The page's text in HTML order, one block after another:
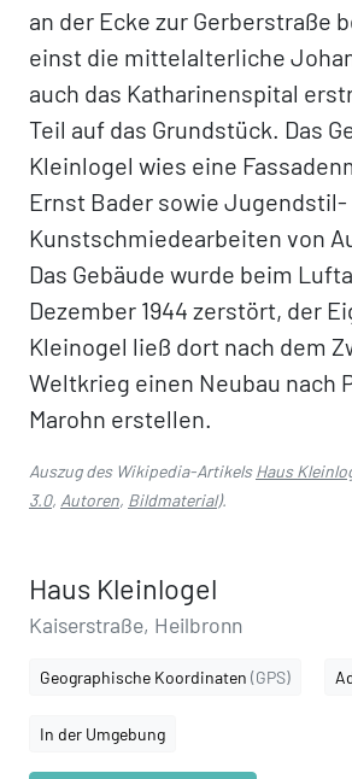
an der Ecke zur Gerberstraße
einst die mittelalterliche
auch das Katharinenspital
Teil auf das Grundstück. Das
Kleinlogel wies eine
Ernst Bader sowie Jugendstil-
Kunstschmiedearbeiten von
Das Gebäude wurde beim
Dezember 1944 zerstört, der
Kleinogel ließ dort nach dem
Weltkrieg einen Neubau nach
Marohn erstellen.
Auszug des Wikipedia-ArtikelsHaus
3.0, Autoren, Bildmaterial).
Haus Kleinlogel
Kaiserstraße, Heilbronn
Geographische Koordinaten (GPS)
In der Umgebung